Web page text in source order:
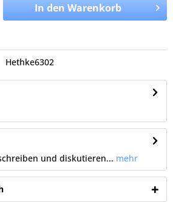
In den Warenkorb
Hethke6302
und diskutieren... mehr